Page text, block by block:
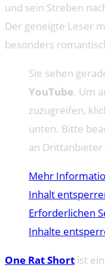
und sein Streben
Der geneigte Leser
besonders
Sie sehen
YouTube. Um
zuzugreifen,
unten. Bitte
an
Mehr
Inhalt
Erforderlichen
Inhalte
One Rat Short ist